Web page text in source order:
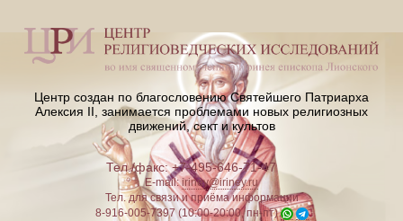
Центр создан по благословению Святейшего Патриарха
Алексия II, занимается проблемами новых религиозных
движений, сект и культов
Тел./факс: +7-495-646-71-47
E-mail:iriney@iriney.ru
Тел. для связи и приёма информации
8-916-005-7397 (10:00-20:00, пн-пт)